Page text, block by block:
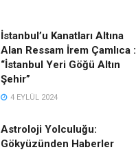
İstanbul’u Kanatları Altına
Alan Ressam İrem Çamlıca :
“İstanbul Yeri Göğü Altın
Şehir”
4 EYLÜL 2024
Astroloji Yolculuğu:
Gökyüzünden Haberler